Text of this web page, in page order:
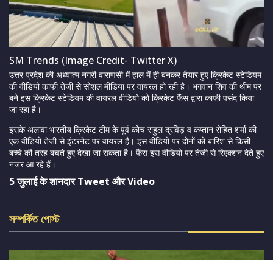
SM Trends (Image Credit- Twitter X)
उत्तर प्रदेश की अध्यात्म नगरी वाराणसी में हाल में ही बनकर तैयार हुए क्रिकेट स्टेडियम
की वीडियो काफी तेजी से सोशल मीडिया पर वायरल हो रही है। भगवान शिव की थीम पर
बने इस क्रिकेट स्टेडियम की वायरल वीडियो को क्रिकेट फैंस द्वारा काफी पसंद किया
जा रहा है।
इसके अलावा भारतीय क्रिकेट टीम के पूर्व कोच राहुल द्रविड़ व कप्तान रोहित शर्मा की
एक वीडियो तेजी से इंटरनेट पर वायरल है। इस वीडियो पर दोनों को बारिश से किसी
बच्चे की तरह बचते हुए देखा जा सकता है। फैंस इस वीडियो पर तेजी से रिएक्शन देते हुए
नजर आ रहे हैं।
5 जुलाई के शानदार Tweet और Video
সম্পর্কিত পোস্ট